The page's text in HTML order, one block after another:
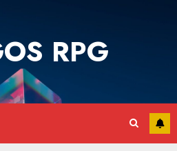
RPG